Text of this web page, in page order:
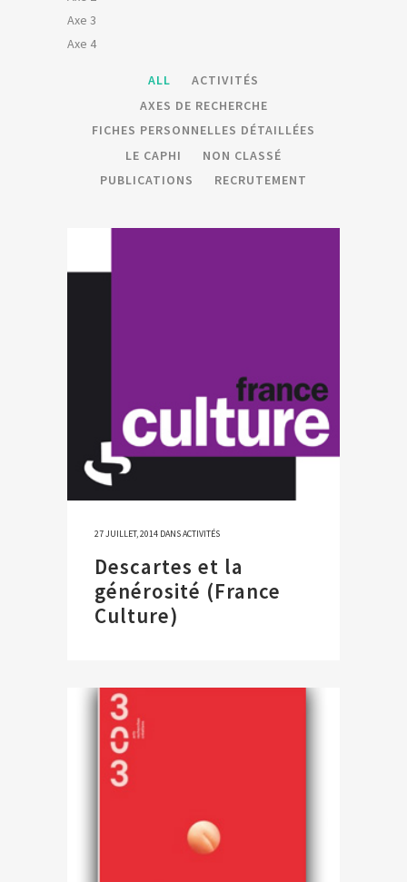
Axe 3
Axe 4
ALL
ACTIVITÉS
AXES DE RECHERCHE
FICHES PERSONNELLES DÉTAILLÉES
LE CAPHI
NON CLASSÉ
PUBLICATIONS
RECRUTEMENT
27 JUILLET, 2014 DANSACTIVITÉS
Descartes et la
générosité (France
Culture)